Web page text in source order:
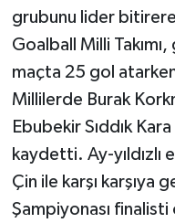
grubunu lider
Goalball Milli Takımı,
maçta 25 gol
Millilerde Burak
Ebubekir Sıddık
kaydetti. Ay-yıldızlı
Çin ile karşı karşıya
Şampiyonası finalisti